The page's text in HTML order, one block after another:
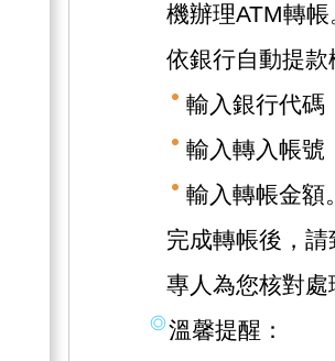
機辦理ATM轉帳
依銀行自動提
輸入銀行代碼
輸入轉入帳號
輸入轉帳金額
完成轉帳後，
專人為您核對
溫馨提醒：